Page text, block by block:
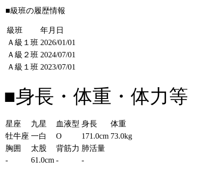
■級班の履歴情報
級班
年月日
Ａ級１班 2026/01/01
Ａ級２班 2024/07/01
Ａ級１班 2023/07/01
■身長・体重・体力等
星座 九星 血液型 身長
体重
牡牛座 一白 O 171.0cm 73.0kg
胸囲
太股 背筋力 肺活量
-
61.0cm - -